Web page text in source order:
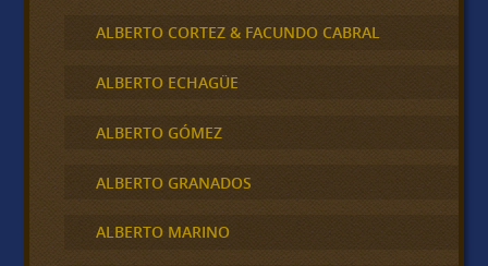
ALBERTO CORTEZ & FACUNDO CABRAL
ALBERTO ECHAGÜE
ALBERTO GÓMEZ
ALBERTO GRANADOS
ALBERTO MARINO